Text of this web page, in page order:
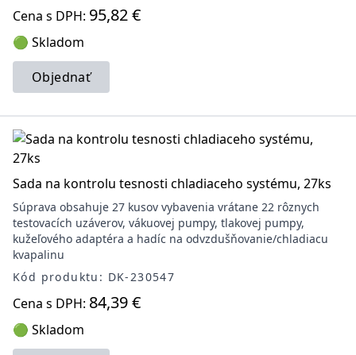
Cena s DPH: 95,82 €
🟢 Skladom
Objednať
Sada na kontrolu tesnosti chladiaceho systému, 27ks
Súprava obsahuje 27 kusov vybavenia vrátane 22 rôznych
testovacích uzáverov, vákuovej pumpy, tlakovej pumpy,
kužeľového adaptéra a hadíc na odvzdušňovanie/chladiacu
kvapalinu
Kód produktu: DK-230547
Cena s DPH: 84,39 €
🟢 Skladom